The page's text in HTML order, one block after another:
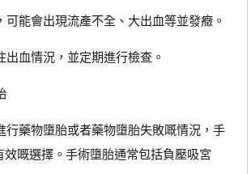
會出現流產不全、大出血等並發癥。
血情況，並定期進行檢查。
藥物墮胎或者藥物墮胎失敗嘅情況，手
效嘅選擇。手術墮胎通常包括負壓吸宮